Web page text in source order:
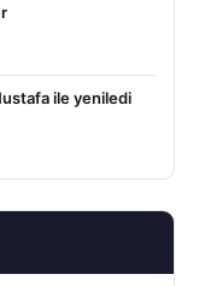
ile yeniledi